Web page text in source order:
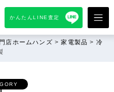
かんたんLINE査定
店ホームハンズ >家電製品 > 冷